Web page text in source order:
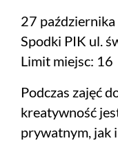
27
Spodki PIK ul.
Limit miejsc: 16
Podczas zajęć
kreatywność
prywatnym, jak